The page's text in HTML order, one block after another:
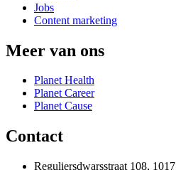
Jobs
Content marketing
Meer van ons
Planet Health
Planet Career
Planet Cause
Contact
Reguliersdwarsstraat 108,